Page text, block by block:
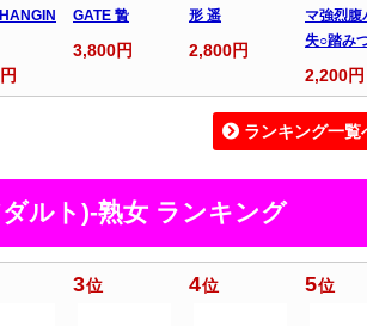
GATE 贄
3,800円
形 遥
2,800円
マ強烈腹
失○踏み
2,200円
ランキング一覧
ルト)-熟女 ランキング
3位 4位 5位